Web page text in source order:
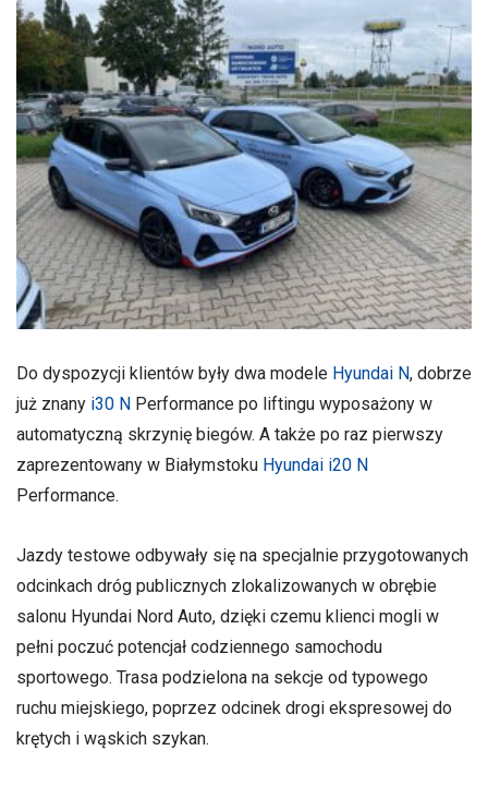
Do dyspozycji klientów były dwa modele Hyundai N, dobrze
już znany i30 N Performance po liftingu wyposażony w
automatyczną skrzynię biegów. A także po raz pierwszy
zaprezentowany w Białymstoku Hyundai i20 N
Performance.
Jazdy testowe odbywały się na specjalnie przygotowanych
odcinkach dróg publicznych zlokalizowanych w obrębie
salonu Hyundai Nord Auto, dzięki czemu klienci mogli w
pełni poczuć potencjał codziennego samochodu
sportowego. Trasa podzielona na sekcje od typowego
ruchu miejskiego, poprzez odcinek drogi ekspresowej do
krętych i wąskich szykan.